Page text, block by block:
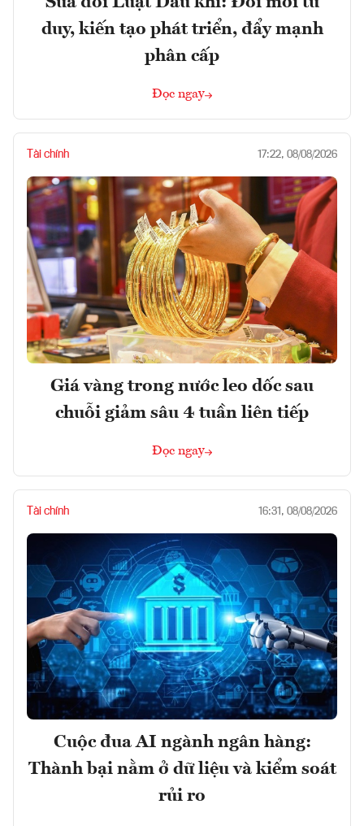
duy, kiến tạo phát triển, đẩy mạnh
phân cấp
Đọc ngay
Tài chính 17:22, 08/08/2026
Giá vàng trong nước leo dốc sau
chuỗi giảm sâu 4 tuần liên tiếp
Đọc ngay
Tài chính 16:31, 08/08/2026
Cuộc đua AI ngành ngân hàng:
Thành bại nằm ở dữ liệu và kiểm soát
rủi ro